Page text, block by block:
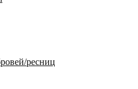
ресниц